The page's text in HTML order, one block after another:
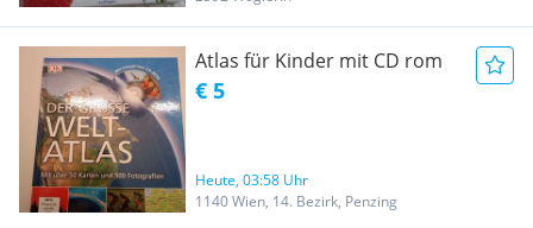
Atlas für Kinder mit CD rom
€ 5
Heute, 03:58 Uhr
1140 Wien, 14. Bezirk, Penzing